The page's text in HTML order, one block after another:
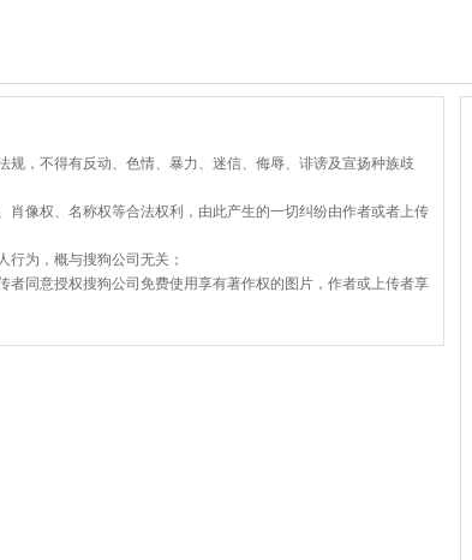
，不得有反动、色情、暴力、迷信、侮辱、诽谤及宣扬种族歧
像权、名称权等合法权利，由此产生的一切纠纷由作者或者上传
行为，概与搜狗公司无关；
同意授权搜狗公司免费使用享有著作权的图片，作者或上传者享